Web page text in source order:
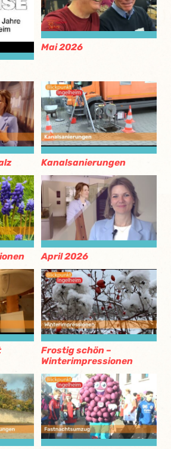
Mai 2026
Kanalsanierungen
April 2026
Frostig schön –
Winterimpressionen